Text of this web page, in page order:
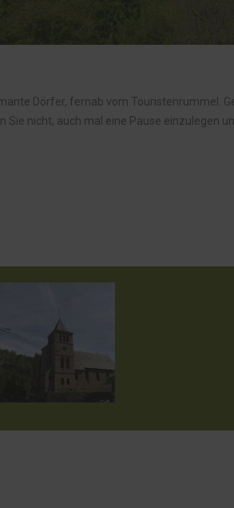
Dörfer, fernab vom Touristenrummel.
nicht, auch mal eine Pause einzulegen